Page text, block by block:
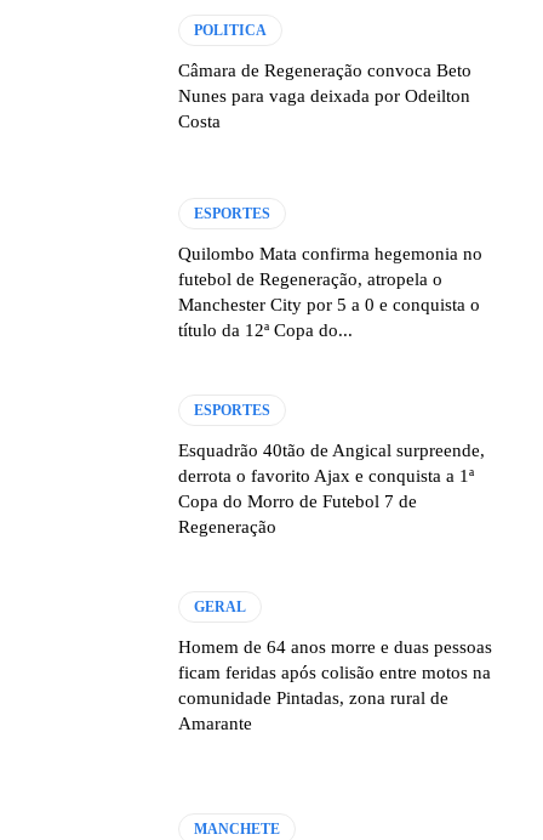
POLITICA
Câmara de Regeneração convoca Beto
Nunes para vaga deixada por Odeilton
Costa
ESPORTES
Quilombo Mata confirma hegemonia no
futebol de Regeneração, atropela o
Manchester City por 5 a 0 e conquista o
título da 12ª Copa do...
ESPORTES
Esquadrão 40tão de Angical surpreende,
derrota o favorito Ajax e conquista a 1ª
Copa do Morro de Futebol 7 de
Regeneração
GERAL
Homem de 64 anos morre e duas pessoas
ficam feridas após colisão entre motos na
comunidade Pintadas, zona rural de
Amarante
MANCHETE